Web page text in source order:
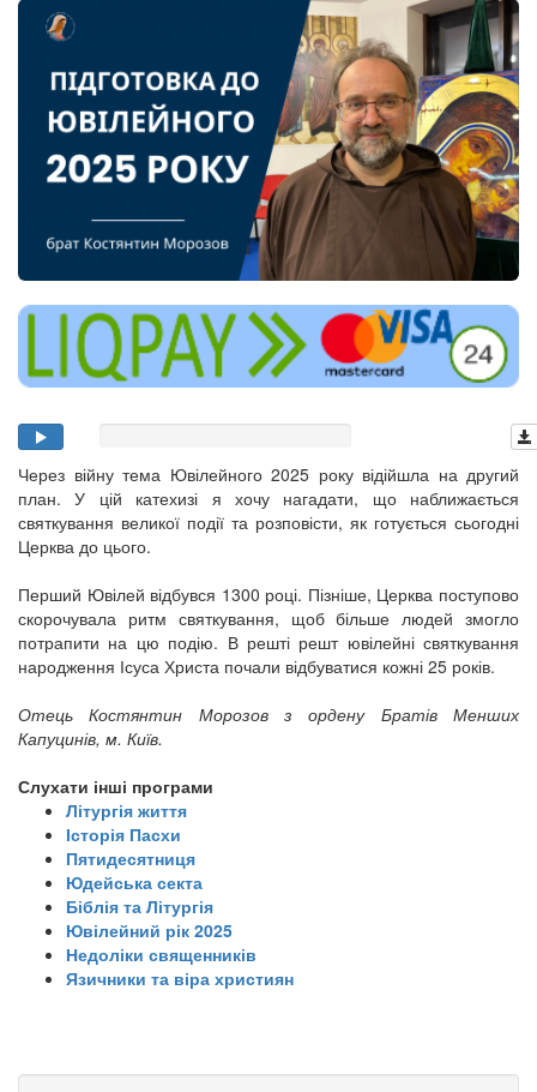
Через війну тема Ювілейного 2025 року відійшла на другий
план. У цій катехизі я хочу нагадати, що наближається
святкування великої події та розповісти, як готується сьогодні
Церква до цього.
Перший Ювілей відбувся 1300 році. Пізніше, Церква поступово
скорочувала ритм святкування, щоб більше людей змогло
потрапити на цю подію. В решті решт ювілейні святкування
народження Ісуса Христа почали відбуватися кожні 25 років.
Отець Костянтин Морозов з ордену Братів Менших
Капуцинів, м. Київ.
Слухати інші програми
Літургія життя
Історія Пасхи
Пятидесятниця
Юдейська секта
Біблія та Літургія
Ювілейний рік 2025
Недоліки священників
Язичники та віра християн